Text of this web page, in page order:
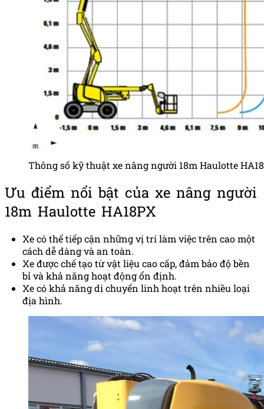
Thông số kỹ thuật xe nâng người 18m Haulotte
Ưu điểm nổi bật của xe nâng người
18m Haulotte HA18PX
Xe có thể tiếp cận những vị trí làm việc trên cao một
cách dễ dàng và an toàn.
Xe được chế tạo từ vật liệu cao cấp, đảm bảo độ bền
bỉ và khả năng hoạt động ổn định.
Xe có khả năng di chuyển linh hoạt trên nhiều loại
địa hình.